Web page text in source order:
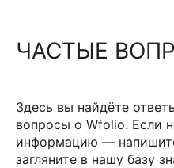
ЧАСТЫЕ
Здесь вы найдёте
вопросы о Wfolio. Если
информацию —
загляните в нашу базу